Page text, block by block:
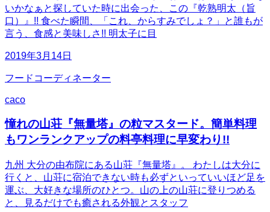
いかなぁと探していた時に出会った、この『乾熟明太（旨
口）』!! 食べた瞬間、「これ、からすみでしょ？」と誰もが
言う、食感と美味しさ!! 明太子に目
2019年3月14日
フードコーディネーター
caco
憧れの山荘『無量塔』の粒マスタード。簡単料理
もワンランクアップの料亭料理に早変わり!!
九州 大分の由布院にある山荘『無量塔』。 わたしは大分に
行くと、山荘に宿泊できない時も必ずといっていいほど足を
運ぶ、大好きな場所のひとつ。山の上の山荘に登りつめる
と、見るだけでも癒される外観とスタッフ